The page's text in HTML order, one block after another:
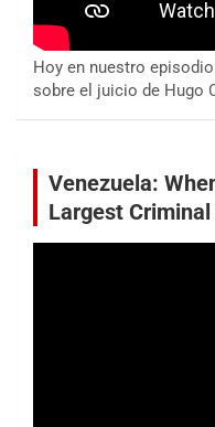
Hoy en nuestro
sobre el juicio de Hugo
Venezuela:
Largest